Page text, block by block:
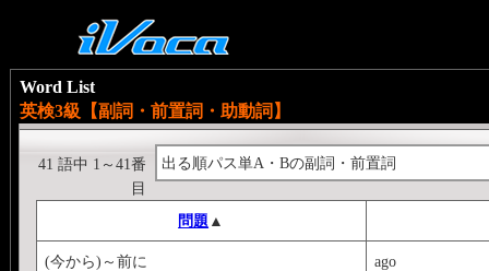
Word List
英検3級【副詞・前置詞・助動詞】
出る順パス単A・Bの副詞・前置詞
41 語中 1～41番
目
問題 ▲
(今から)～前に ago